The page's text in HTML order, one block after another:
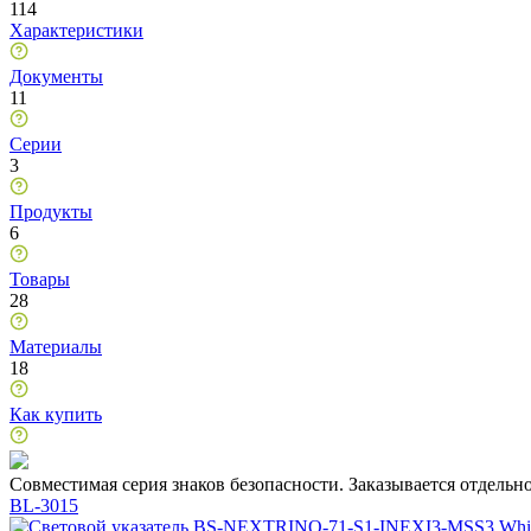
114
Характеристики
Документы
11
Серии
3
Продукты
6
Товары
28
Материалы
18
Как купить
Совместимая серия знаков безопасности. Заказывается
BL-3015